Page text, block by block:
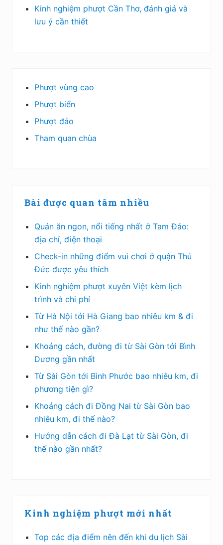
Kinh nghiệm phượt Cần Thơ, đánh giá và
lưu ý cần thiết
Phượt vùng cao
Phượt biển
Phượt đảo
Tham quan chùa
Bài được quan tâm nhiều
Quán ăn ngon, nổi tiếng nhất ở Tam Đảo:
địa chỉ, điện thoại
Check-in những điểm vui chơi ở quận Thủ
Đức được yêu thích
Kinh nghiệm phượt xuyên Việt kèm lịch
trình và chi phí
Từ Hà Nội tới Hà Giang bao nhiêu km & đi
như thế nào gần?
Khoảng cách, đường đi từ Sài Gòn tới Bình
Dương gần nhất
Từ Sài Gòn tới Bình Phước bao nhiêu km, đi
phương tiện gì?
Khoảng cách đi Đồng Nai từ Sài Gòn bao
nhiêu km, đi thế nào?
Hướng dẫn cách đi Đà Lạt từ Sài Gòn, đi
thế nào gần nhất?
Kinh nghiệm phượt mới nhất
Top các địa điểm nên đến khi du lịch Sài